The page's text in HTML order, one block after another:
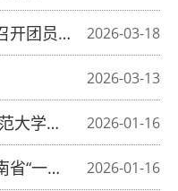
2026-03-18
开团员教
2026-03-13
2026-01-16
大学大北
2026-01-16
“一校一